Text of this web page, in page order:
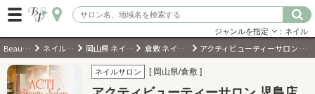
ログイン
ジャンルを指定 ：ネイル
BeautyPark ネイルサロン 岡山県 ネイルサロン 倉敷 ネイルサロン アクティビューティーサロン 児島店～ネイル～
ネイルサロン [ 岡山県/倉敷 ]